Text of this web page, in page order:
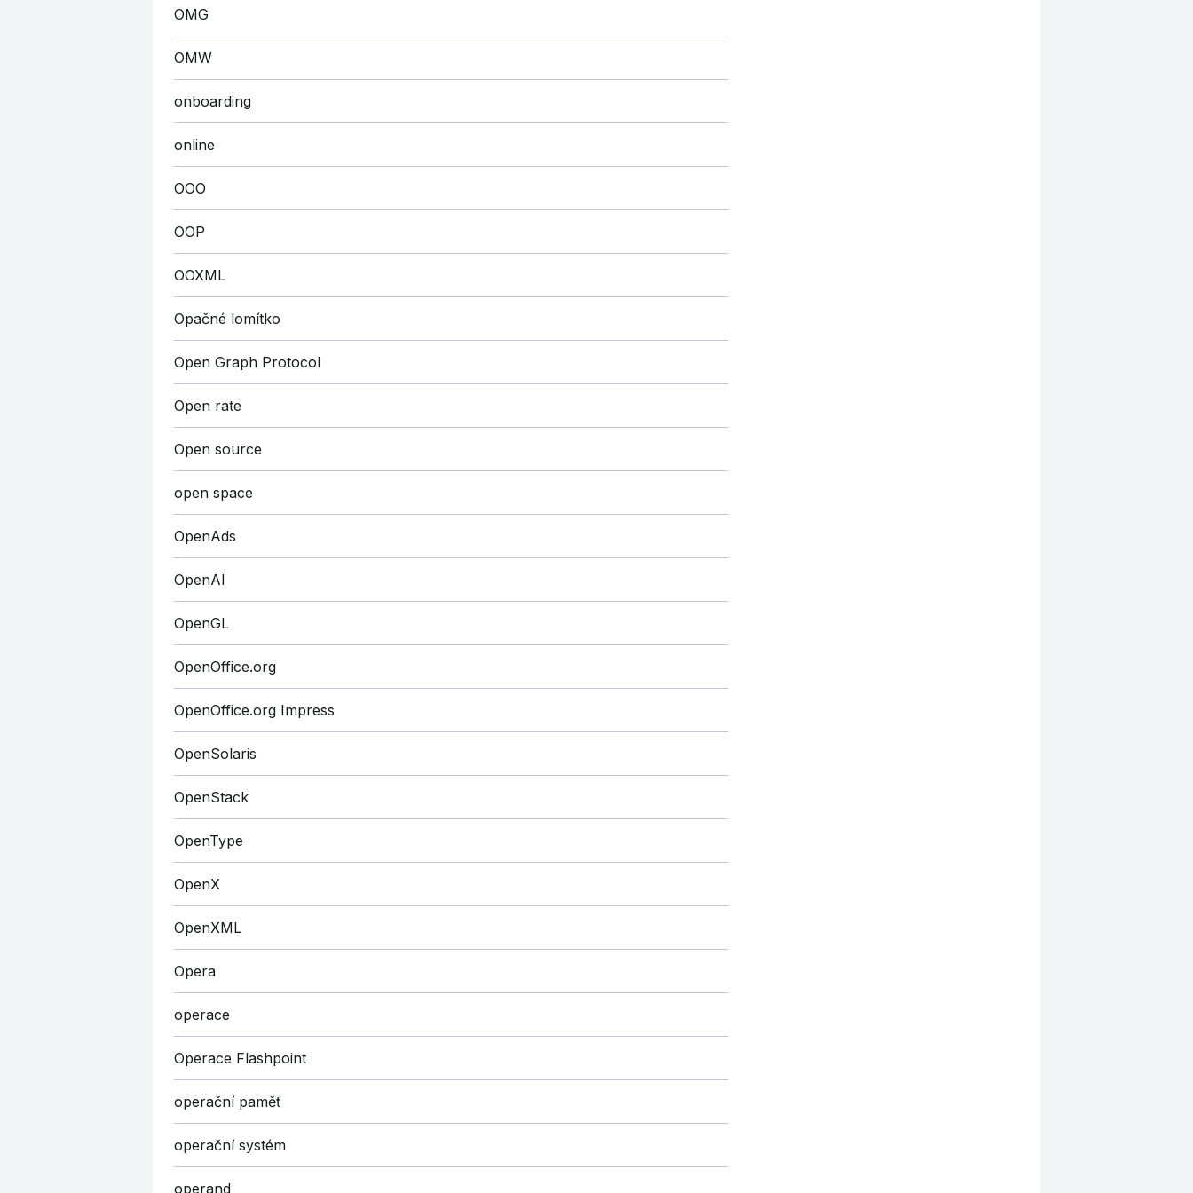
OMG
OMW
onboarding
online
OOO
OOP
OOXML
Opačné lomítko
Open Graph Protocol
Open rate
Open source
open space
OpenAds
OpenAI
OpenGL
OpenOffice.org
OpenOffice.org Impress
OpenSolaris
OpenStack
OpenType
OpenX
OpenXML
Opera
operace
Operace Flashpoint
operační paměť
operační systém
operand